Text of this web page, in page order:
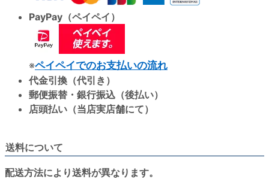
PayPay（ペイペイ）
※ペイペイでのお支払いの流れ
代金引換（代引き）
郵便振替・銀行振込（後払い）
店頭払い（当店実店舗にて）
送料について
配送方法により送料が異なります。